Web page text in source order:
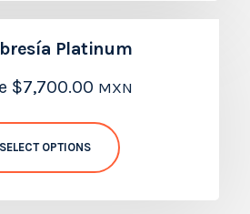
Platinum
$7,700.00 MXN
SELECT OPTIONS